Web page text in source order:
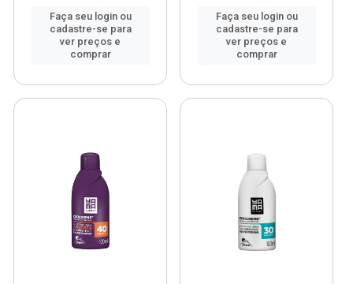
Faça seu login ou
cadastre-se para
ver preços e
comprar
Faça seu login ou
cadastre-se para
ver preços e
comprar